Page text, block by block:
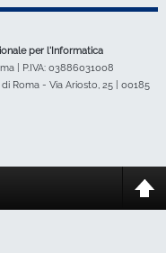
per l'Informatica
| P.IVA: 03886031008
Roma - Via Ariosto, 25 | 00185